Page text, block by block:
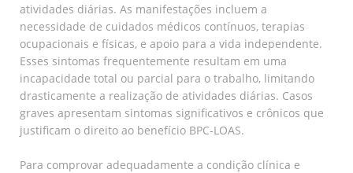
atividades diárias. As manifestações incluem a
necessidade de cuidados médicos contínuos, terapias
ocupacionais e físicas, e apoio para a vida independente.
Esses sintomas frequentemente resultam em uma
incapacidade total ou parcial para o trabalho, limitando
drasticamente a realização de atividades diárias. Casos
graves apresentam sintomas significativos e crônicos que
justificam o direito ao benefício BPC-LOAS.
Para comprovar adequadamente a condição clínica e